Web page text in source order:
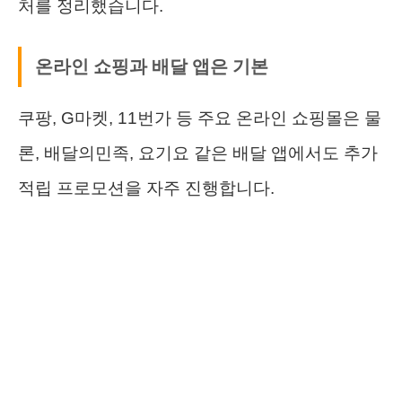
처를 정리했습니다.
온라인 쇼핑과 배달 앱은 기본
쿠팡, G마켓, 11번가 등 주요 온라인 쇼핑몰은 물
론, 배달의민족, 요기요 같은 배달 앱에서도 추가
적립 프로모션을 자주 진행합니다.